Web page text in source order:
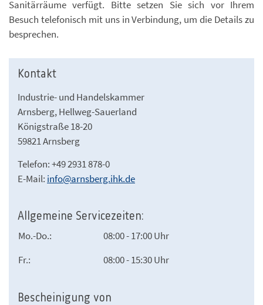
Sanitärräume verfügt. Bitte setzen Sie sich vor Ihrem
Besuch telefonisch mit uns in Verbindung, um die Details zu
besprechen.
Kontakt
Industrie- und Handelskammer
Arnsberg, Hellweg-Sauerland
Königstraße 18-20
59821 Arnsberg
Telefon: +49 2931 878-0
E-Mail: info@arnsberg.ihk.de
Allgemeine Servicezeiten:
Mo.-Do.:
08:00 - 17:00 Uhr
Fr.:
08:00 - 15:30 Uhr
Bescheinigung von